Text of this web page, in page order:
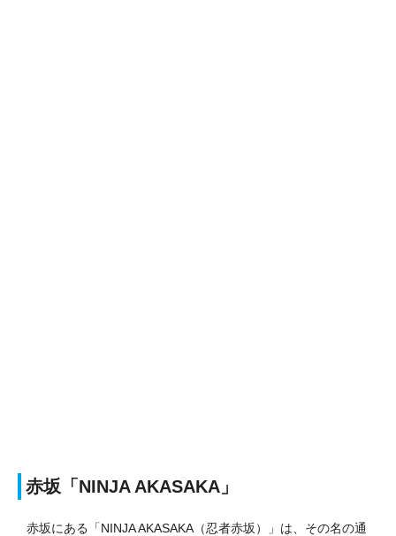
赤坂「NINJA AKASAKA」
赤坂にある「NINJA AKASAKA（忍者赤坂）」は、その名の通